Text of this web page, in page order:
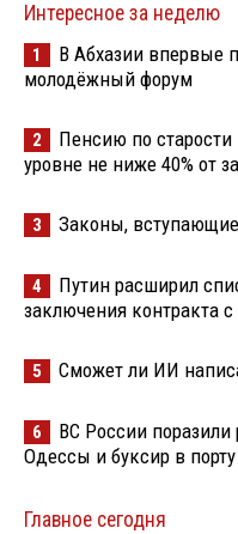
Интересное за неделю
1
В Абхазии впервые
молодёжный форум
2
Пенсию по
уровне не ниже 40% от
3 Законы, вступающие
4
Путин расширил
заключения контракта
5 Сможет ли ИИ
6
ВС России поразили
Одессы и буксир в
Главное сегодня